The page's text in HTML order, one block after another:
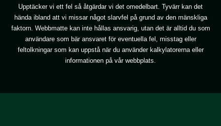
Upptäcker vi ett fel så åtgärdar vi det omedelbart. Tyvärr kan det
hända ibland att vi missar något slarvfel på grund av den mänskliga
faktorn. Webbmatte kan inte hållas ansvarig, utan det är alltid du som
användare som bär ansvaret för eventuella fel, misstag eller
feltolkningar som kan uppstå när du använder kalkylatorerna eller
informationen på vår webbplats.